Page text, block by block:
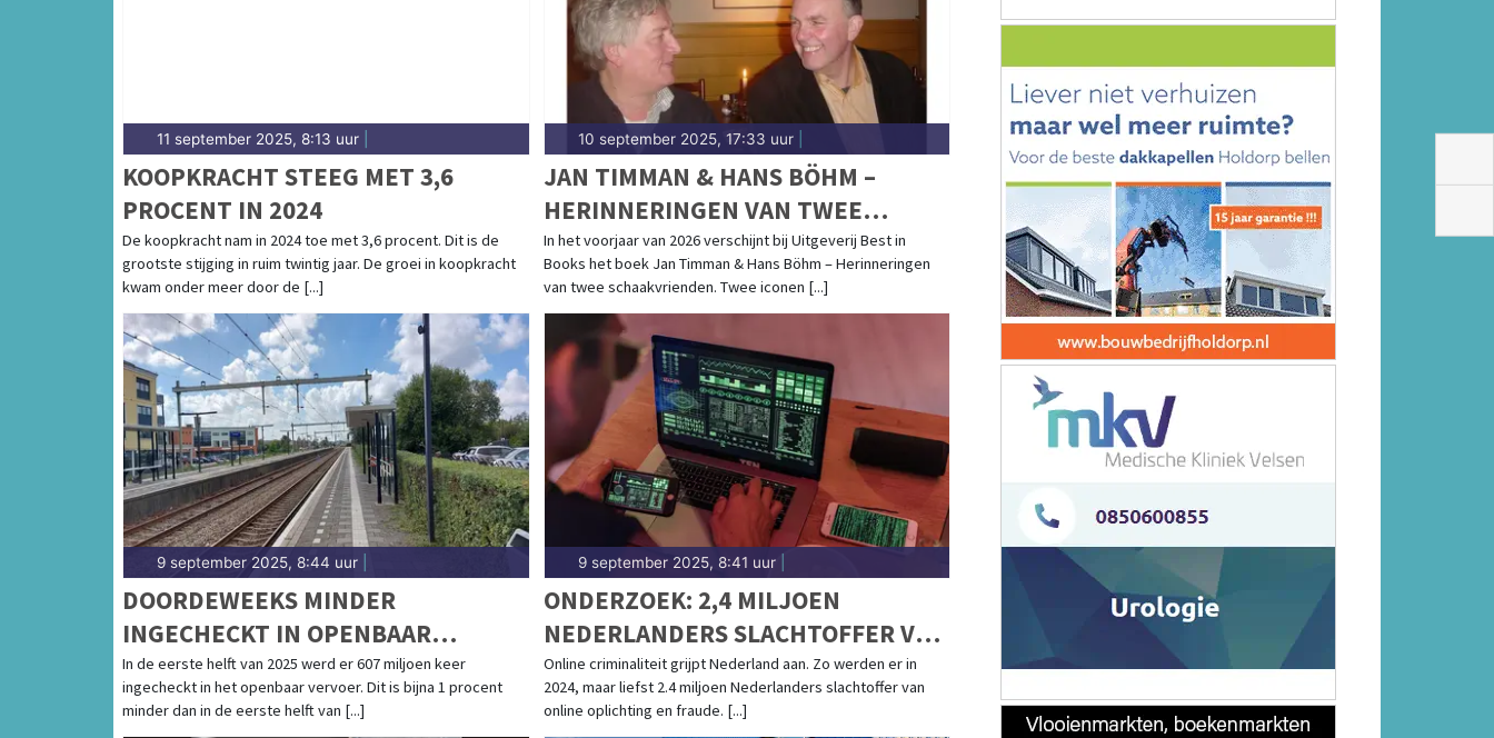
11 september 2025, 8:13 uur
KOOPKRACHT STEEG MET 3,6
PROCENT IN 2024
De koopkracht nam in 2024 toe met 3,6 procent. Dit is de
grootste stijging in ruim twintig jaar. De groei in koopkracht
kwam onder meer door de [...]
10 september 2025, 17:33 uur|
JAN TIMMAN & HANS BÖHM –
HERINNERINGEN VAN TWEE
SCHAAKVRIENDEN
In het voorjaar van 2026 verschijnt bij Uitgeverij Best in
Books het boek Jan Timman & Hans Böhm – Herinneringen
van twee schaakvrienden. Twee iconen [...]
9 september 2025, 8:44 uur
DOORDEWEEKS MINDER
INGECHECKT IN OPENBAAR
VERVOER, IN WEEKEND JUIST MEER
In de eerste helft van 2025 werd er 607 miljoen keer
ingecheckt in het openbaar vervoer. Dit is bijna 1 procent
minder dan in de eerste helft van [...]
9 september 2025, 8:41 uur|
ONDERZOEK: 2,4 MILJOEN
NEDERLANDERS SLACHTOFFER VAN
ONLINE CRIMINALITEIT IN 2024
Online criminaliteit grijpt Nederland aan. Zo werden er in
2024, maar liefst 2.4 miljoen Nederlanders slachtoffer van
online oplichting en fraude. [...]